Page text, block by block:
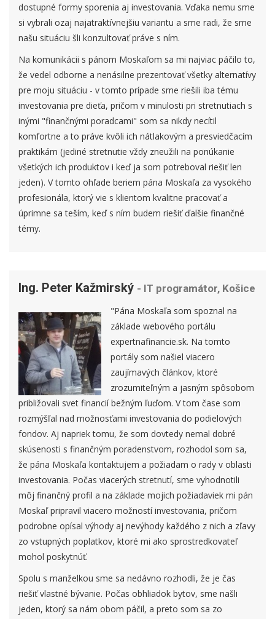
dostupné formy sporenia aj investovania. Vďaka nemu sme
si vybrali ozaj najatraktívnejšiu variantu a sme radi, že sme
našu situáciu šli konzultovať práve s ním.
Na komunikácii s pánom Moskaľom sa mi najviac páčilo to,
že vedel odborne a nenásilne prezentovať všetky alternatívy
pre moju situáciu - v tomto prípade sme riešili iba tému
investovania pre dieťa, pričom v minulosti pri stretnutiach s
inými "finančnými poradcami" som sa nikdy necítil
komfortne a to práve kvôli ich nátlakovým a presviedčacím
praktikám (jediné stretnutie vždy zneužili na ponúkanie
všetkých ich produktov i keď ja som potreboval riešiť len
jeden). V tomto ohľade beriem pána Moskaľa za vysokého
profesionála, ktorý vie s klientom kvalitne pracovať a
úprimne sa teším, keď s ním budem riešiť ďalšie finančné
témy.
Ing. Peter Kažmirský - IT programátor, Košice
"Pána Moskaľa som spoznal na
základe webového portálu
expertnafinancie.sk. Na tomto
portály som našiel viacero
zaujímavých článkov, ktoré
zrozumiteľným a jasným spôsobom
približovali svet financií bežným ľuďom. V tom čase som
rozmýšľal nad možnosťami investovania do podielových
fondov. Aj napriek tomu, že som dovtedy nemal dobré
skúsenosti s finančným poradenstvom, rozhodol som sa,
že pána Moskaľa kontaktujem a požiadam o rady v oblasti
investovania. Počas viacerých stretnutí, sme vyhodnotili
môj finančný profil a na základe mojich požiadaviek mi pán
Moskaľ pripravil viacero možností investovania, pričom
podrobne opísal výhody aj nevýhody každého z nich a zľavy
zo vstupných poplatkov, ktoré mi ako sprostredkovateľ
mohol poskytnúť.
Spolu s manželkou sme sa nedávno rozhodli, že je čas
riešiť vlastné bývanie. Počas obhliadok bytov, sme našli
jeden, ktorý sa nám obom páčil, a preto som sa zo